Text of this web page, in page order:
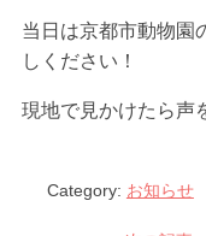
当日は京都市動物園
しください！
現地で見かけたら声
Category: お知らせ